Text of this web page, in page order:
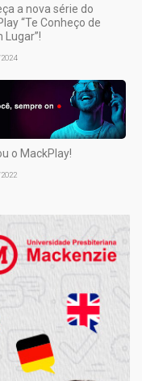
a nova série do
“Te Conheço de
Lugar”!
o MackPlay!